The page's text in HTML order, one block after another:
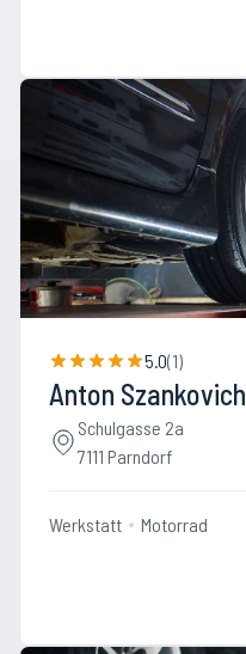
5.0(1)
Anton Szankovich
Schulgasse 2a
7111 Parndorf
Werkstatt Motorrad